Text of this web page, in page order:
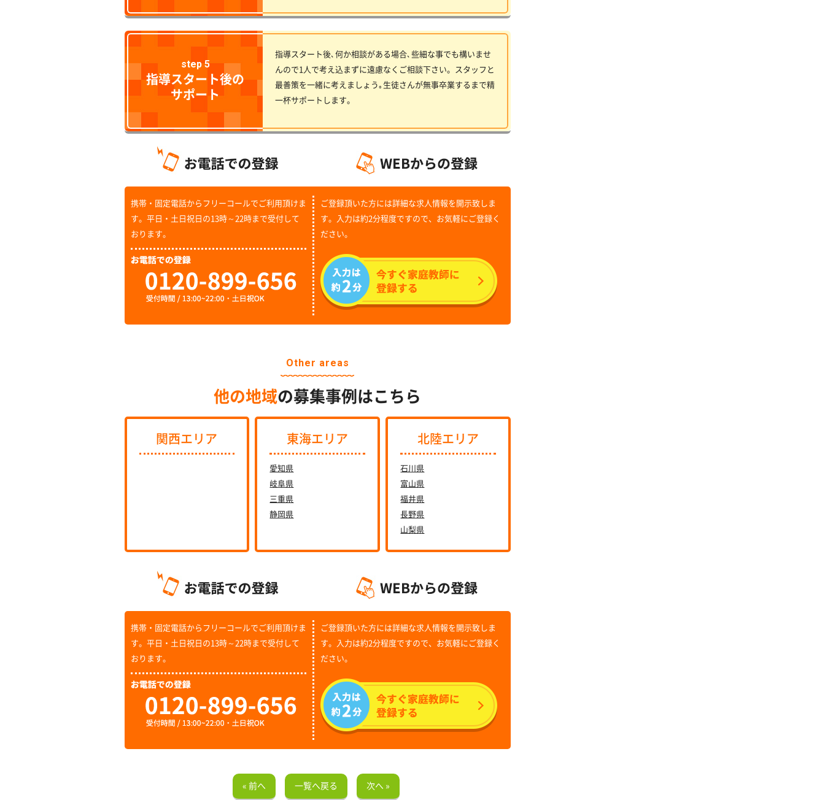
step 5
指導スタート後の
サポート
指導スタート後､何か相談がある場合､些細な事でも構いませ
んので1人で考え込まずに遠慮なくご相談下さい。スタッフと
最善策を一緒に考えましょう｡生徒さんが無事卒業するまで精
一杯サポートします。
携帯・固定電話からフリーコールでご利用頂けま
す。平日・土日祝日の13時～22時まで受付して
おります。
ご登録頂いた方には詳細な求人情報を開示致しま
す。入力は約2分程度ですので、お気軽にご登録く
ださい。
Other areas
他の地域の募集事例はこちら
関西エリア 東海エリア
愛知県
岐阜県
三重県
静岡県
北陸エリア
石川県
富山県
福井県
長野県
山梨県
携帯・固定電話からフリーコールでご利用頂けま
す。平日・土日祝日の13時～22時まで受付して
おります。
ご登録頂いた方には詳細な求人情報を開示致しま
す。入力は約2分程度ですので、お気軽にご登録く
ださい。
« 前へ 一覧へ戻る 次へ »